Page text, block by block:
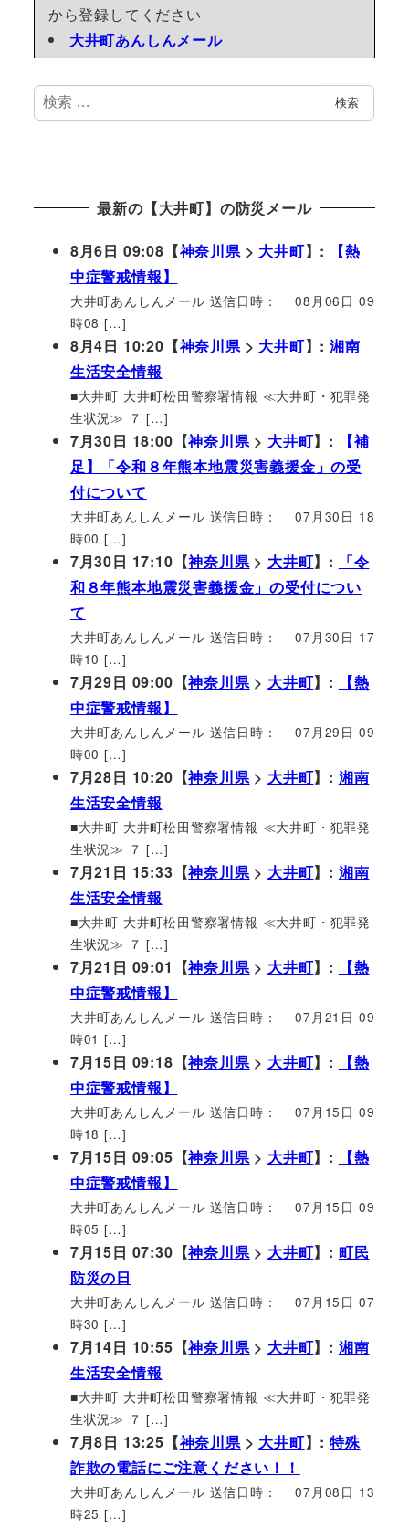
から登録してください
大井町あんしんメール
検
索
検索
最新の【大井町】の防災メール
8月6日 09:08【神奈川県> 大井町】:
【熱
中症警戒情報】
大井町あんしんメール 送信日時： 08月06日 09
時08 […]
8月4日 10:20【神奈川県> 大井町】:湘南
生活安全情報
■大井町 大井町松田警察署情報 ≪大井町・犯罪発
生状況≫ ７ […]
7月30日 18:00【神奈川県> 大井町】:
【補
足】「令和８年熊本地震災害義援金」の受
付について
大井町あんしんメール 送信日時： 07月30日 18
時00 […]
7月30日 17:10【神奈川県> 大井町】:
「令
和８年熊本地震災害義援金」の受付につい
て
大井町あんしんメール 送信日時： 07月30日 17
時10 […]
7月29日 09:00【神奈川県> 大井町】:
【熱
中症警戒情報】
大井町あんしんメール 送信日時： 07月29日 09
時00 […]
7月28日 10:20【神奈川県> 大井町】: 湘南
生活安全情報
■大井町 大井町松田警察署情報 ≪大井町・犯罪発
生状況≫ ７ […]
7月21日 15:33【神奈川県> 大井町】: 湘南
生活安全情報
■大井町 大井町松田警察署情報 ≪大井町・犯罪発
生状況≫ ７ […]
7月21日 09:01【神奈川県> 大井町】:
【熱
中症警戒情報】
大井町あんしんメール 送信日時： 07月21日 09
時01 […]
7月15日 09:18【神奈川県> 大井町】:
【熱
中症警戒情報】
大井町あんしんメール 送信日時： 07月15日 09
時18 […]
7月15日 09:05【神奈川県> 大井町】:
【熱
中症警戒情報】
大井町あんしんメール 送信日時： 07月15日 09
時05 […]
7月15日 07:30【神奈川県> 大井町】: 町民
防災の日
大井町あんしんメール 送信日時： 07月15日 07
時30 […]
7月14日 10:55【神奈川県> 大井町】: 湘南
生活安全情報
■大井町 大井町松田警察署情報 ≪大井町・犯罪発
生状況≫ ７ […]
7月8日 13:25【神奈川県> 大井町】:特殊
詐欺の電話にご注意ください！！
大井町あんしんメール 送信日時： 07月08日 13
時25 […]